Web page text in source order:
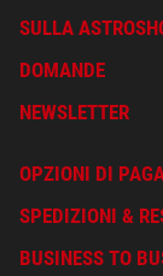
SULLA
DOMANDE
NEWSLETTER
OPZIONI DI
SPEDIZIONI &
BUSINESS TO